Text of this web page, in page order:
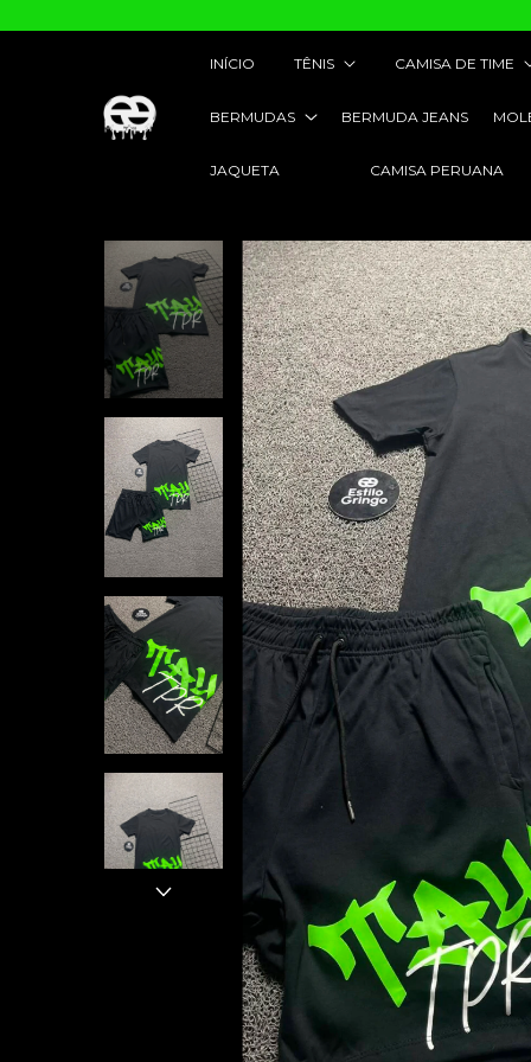
INÍCIO TÊNIS CAMISA DE TIME
BERMUDAS BERMUDA JEANS
JAQUETA CAMISA PERUANA